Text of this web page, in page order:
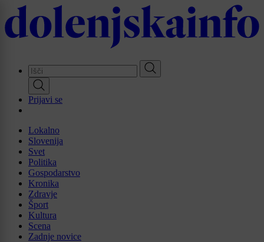
Skip
to
main
Prijavi se
Lokalno
Slovenija
Svet
Politika
Gospodarstvo
Kronika
Zdravje
Šport
Kultura
Scena
Zadnje novice